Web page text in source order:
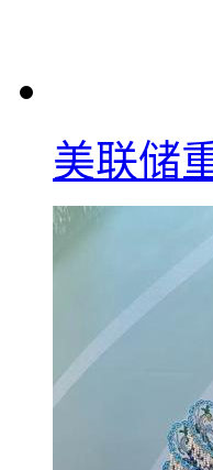
美联储